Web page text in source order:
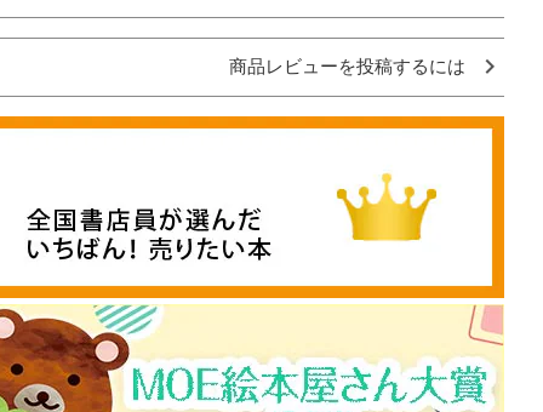
商品レビューを投稿するには